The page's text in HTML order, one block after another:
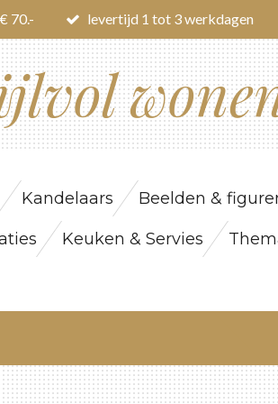
70.- levertijd 1 tot 3 werkdagen
Kandelaars Beelden &
Keuken & Servies